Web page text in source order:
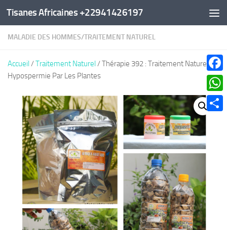
Au dessous du contenu
Tisanes Africaines +22941426197
MALADIE DES HOMMES/TRAITEMENT NATUREL
Accueil/Traitement Naturel/ Thérapie 392 : Traitement Naturel
Hypospermie Par Les Plantes